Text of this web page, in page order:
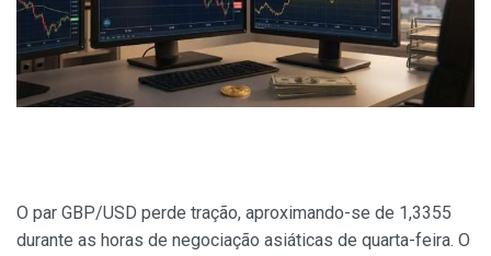
O par GBP/USD perde tração, aproximando-se de 1,3355
durante as horas de negociação asiáticas de quarta-feira. O